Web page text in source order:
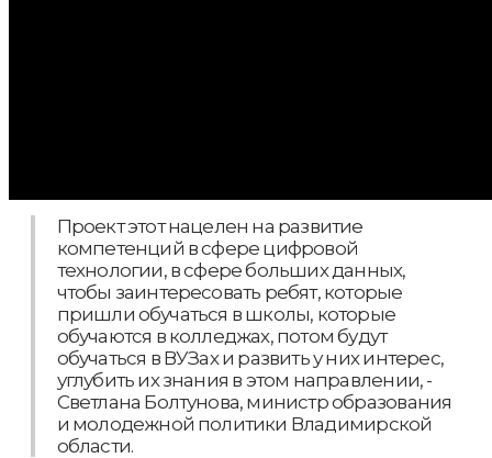
Проект этот нацелен на развитие
компетенций в сфере цифровой
технологии, в сфере больших данных,
чтобы заинтересовать ребят, которые
пришли обучаться в школы, которые
обучаются в колледжах, потом будут
обучаться в ВУЗах и развить у них интерес,
углубить их знания в этом направлении, -
Светлана Болтунова, министр образования
и молодежной политики Владимирской
области.